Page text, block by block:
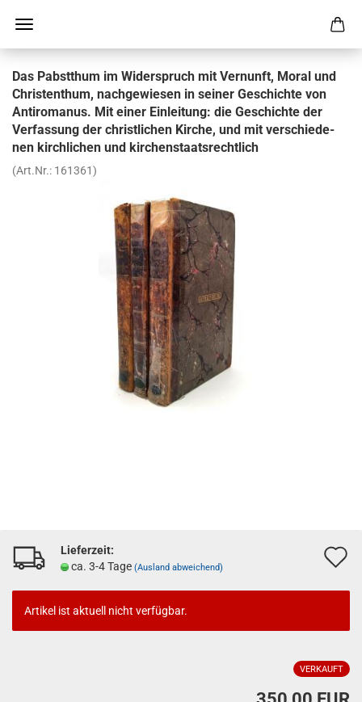
Das Pabstthum im Wi­der­spruch mit Ver­nunft, Moral und
Chris­t­ent­hum, nach­ge­wie­sen in sei­ner Ge­schich­te von
An­ti­ro­ma­nus. Mit einer Ein­lei­tung: die Ge­schich­te der
Ver­fas­sung der christ­li­chen Kir­che, und mit ver­schie­de­
nen kirch­li­chen und kir­chen­staats­recht­lich
(Art.Nr.: 161361)
Lieferzeit:
ca. 3-4 Tage (Ausland abweichend)
Artikel ist aktuell nicht verfügbar.
VERKAUFT